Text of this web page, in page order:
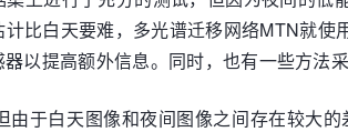
比白天要难，多光谱迁移网络MTN就
以提高额外信息。同时，也有一些方法
于白天图像和夜间图像之间存在较大